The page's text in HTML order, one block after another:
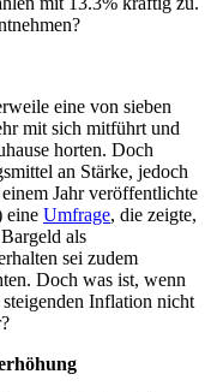
eine von sieben
mit sich mitführt und
horten. Doch
an Stärke, jedoch
Jahr veröffentlichte
eine Umfrage, die zeigte,
als
sei zudem
Doch was ist, wenn
Inflation nicht